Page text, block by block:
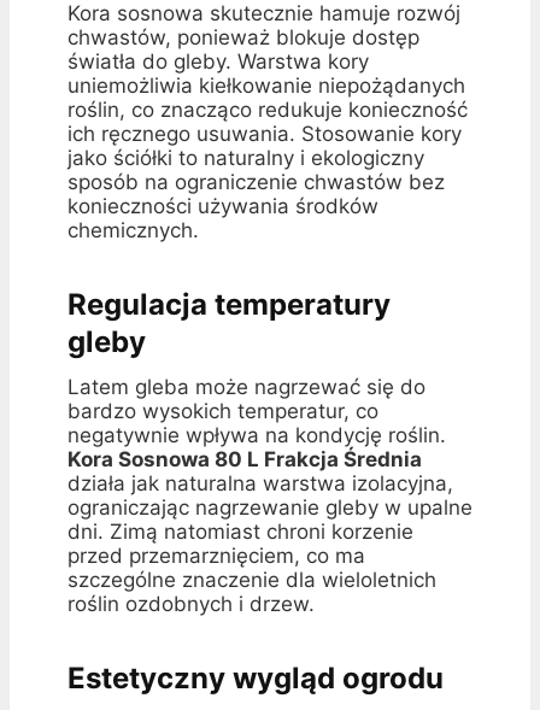
Kora sosnowa skutecznie hamuje rozwój
chwastów, ponieważ blokuje dostęp
światła do gleby. Warstwa kory
uniemożliwia kiełkowanie niepożądanych
roślin, co znacząco redukuje konieczność
ich ręcznego usuwania. Stosowanie kory
jako ściółki to naturalny i ekologiczny
sposób na ograniczenie chwastów bez
konieczności używania środków
chemicznych.
Regulacja temperatury
gleby
Latem gleba może nagrzewać się do
bardzo wysokich temperatur, co
negatywnie wpływa na kondycję roślin.
Kora Sosnowa 80 L Frakcja Średnia
działa jak naturalna warstwa izolacyjna,
ograniczając nagrzewanie gleby w upalne
dni. Zimą natomiast chroni korzenie
przed przemarznięciem, co ma
szczególne znaczenie dla wieloletnich
roślin ozdobnych i drzew.
Estetyczny wygląd ogrodu